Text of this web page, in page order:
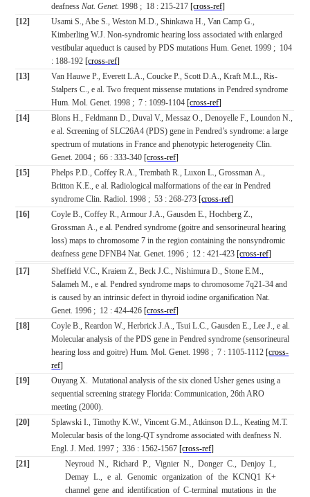
deafness Nat.Genet. 1998 ; 18 : 215-217 [cross-ref]
[12]
Usami S., Abe S., Weston M.D., Shinkawa H., Van Camp G.,
Kimberling W.J. Non-syndromic hearing loss associated with enlarged
vestibular aqueduct is caused by PDS mutations Hum.Genet. 1999 ; 104
: 188-192 [cross-ref]
[13]
Van Hauwe P., Everett L.A., Coucke P., Scott D.A., Kraft M.L., Ris-
Stalpers C., e al. Two frequent missense mutations in Pendred syndrome
Hum. Mol. Genet. 1998 ; 7 : 1099-1104 [cross-ref]
[14]
Blons H., Feldmann D., Duval V., Messaz O., Denoyelle F., Loundon N.,
e al. Screening of SLC26A4 (PDS) gene in Pendred’s syndrome: a large
spectrum of mutations in France and phenotypic heterogeneity Clin.
Genet. 2004 ; 66 : 333-340 [cross-ref]
[15]
Phelps P.D., Coffey R.A., Trembath R., Luxon L., Grossman A.,
Britton K.E., e al. Radiological malformations of the ear in Pendred
syndrome Clin. Radiol. 1998 ; 53 : 268-273 [cross-ref]
[16]
Coyle B., Coffey R., Armour J.A., Gausden E., Hochberg Z.,
Grossman A., e al. Pendred syndrome (goitre and sensorineural hearing
loss) maps to chromosome 7 in the region containing the nonsyndromic
deafness gene DFNB4 Nat. Genet. 1996 ; 12 : 421-423 [cross-ref]
[17]
Sheffield V.C., Kraiem Z., Beck J.C., Nishimura D., Stone E.M.,
Salameh M., e al. Pendred syndrome maps to chromosome 7q21-34 and
is caused by an intrinsic defect in thyroid iodine organification Nat.
Genet. 1996 ; 12 : 424-426 [cross-ref]
[18]
Coyle B., Reardon W., Herbrick J.A., Tsui L.C., Gausden E., Lee J., e al.
Molecular analysis of the PDS gene in Pendred syndrome (sensorineural
hearing loss and goitre) Hum. Mol. Genet. 1998 ; 7 : 1105-1112 [cross-
ref]
[19]
Ouyang X. Mutational analysis of the six cloned Usher genes using a
sequential screening strategy Florida: Communication, 26th ARO
meeting (2000).
[20]
Splawski I., Timothy K.W., Vincent G.M., Atkinson D.L., Keating M.T.
Molecular basis of the long-QT syndrome associated with deafness N.
Engl. J. Med. 1997 ; 336 : 1562-1567 [cross-ref]
[21]
Neyroud N., Richard P., Vignier N., Donger C., Denjoy I.,
Demay L., e al. Genomic organization of the KCNQ1 K+
channel gene and identification of C-terminal mutations in the